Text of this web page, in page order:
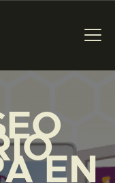
EN